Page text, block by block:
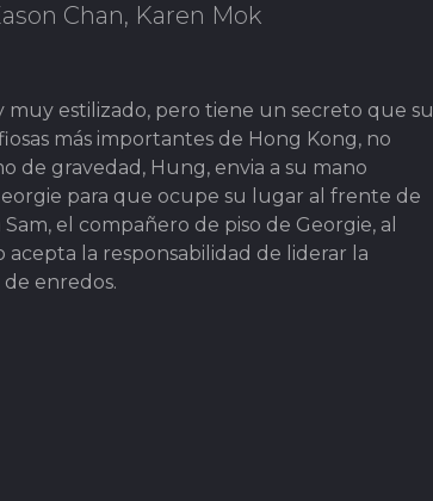
Chan, Karen Mok
estilizado, pero tiene un secreto que su
más importantes de Hong Kong, no
de gravedad, Hung, envia a su mano
para que ocupe su lugar al frente de
el compañero de piso de Georgie, al
la responsabilidad de liderar la
enredos.